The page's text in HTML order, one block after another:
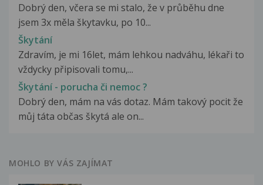
Dobrý den, včera se mi stalo, že v průběhu dne
jsem 3x měla škytavku, po 10...
Škytání
Zdravím, je mi 16let, mám lehkou nadváhu, lékaři to
vždycky připisovali tomu,...
Škytání - porucha či nemoc ?
Dobrý den, mám na vás dotaz. Mám takový pocit že
můj táta občas škytá ale on...
MOHLO BY VÁS ZAJÍMAT